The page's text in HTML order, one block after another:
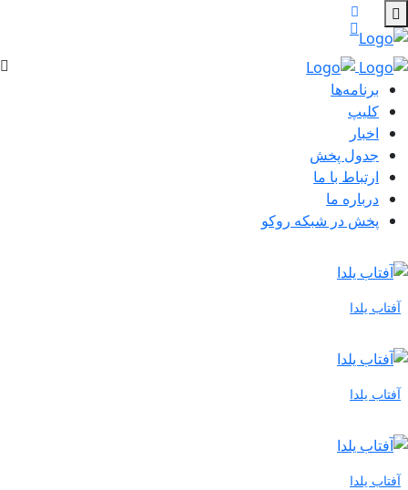
برنامه‌ها
کلیپ
اخبار
جدول پخش
ارتباط با ما
درباره ما
پخش در شبکه روکو
آفتاب یلدا
آفتاب یلدا
آفتاب یلدا